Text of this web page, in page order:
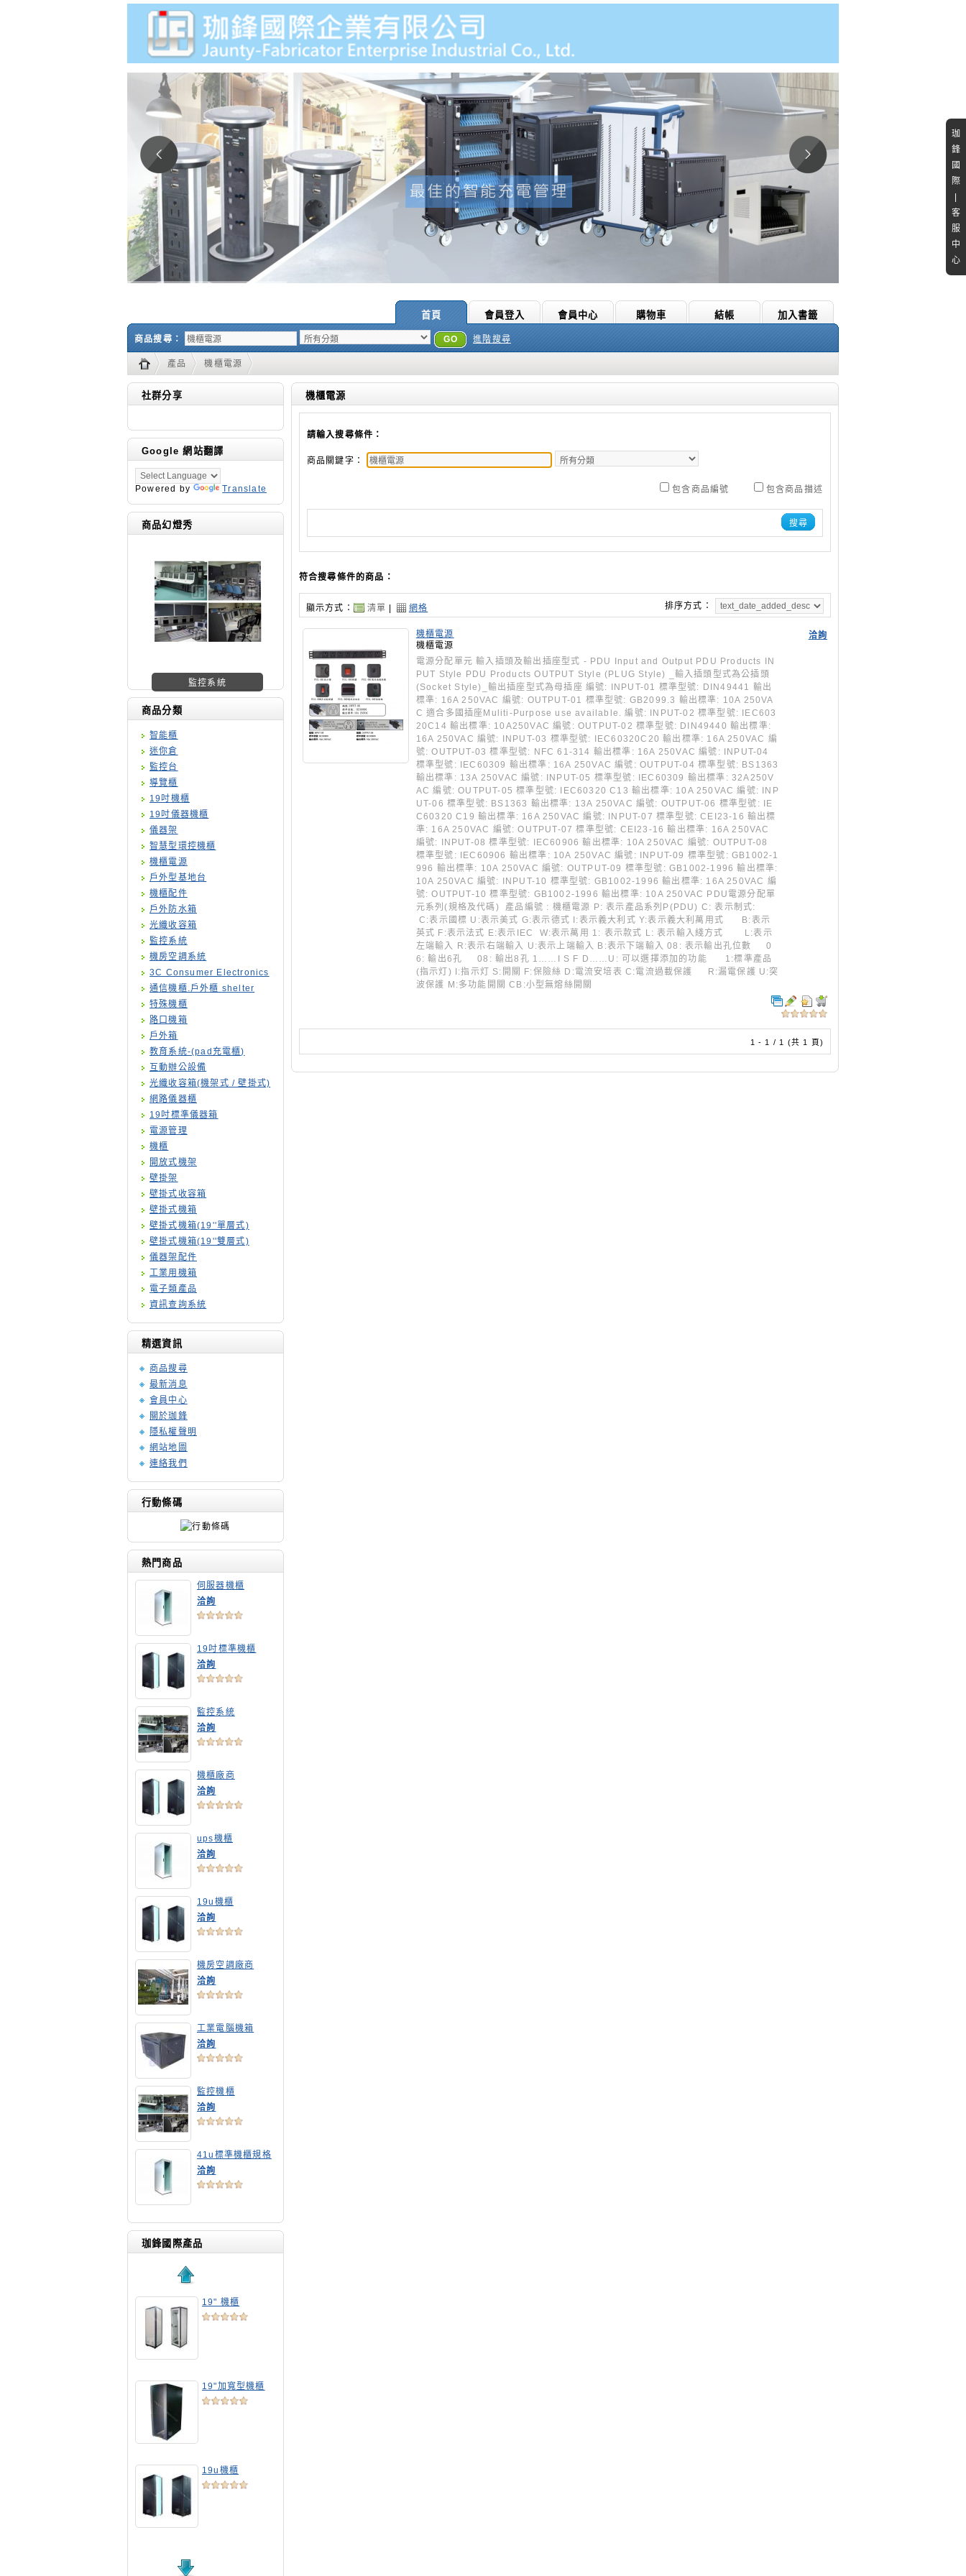
珈
鋒
國
際
客
服
中
心
首頁 會員登入 會員中心 購物車 結帳 加入書籤
商品搜尋： GO 進階搜尋
產品 機櫃電源
社群分享
Google 網站翻譯
Powered by Translate
商品幻燈秀
機櫃廠商
商品分類
智能櫃
迷你倉
監控台
導覽櫃
19吋機櫃
19吋儀器機櫃
儀器架
智慧型環控機櫃
機櫃電源
戶外型基地台
機櫃配件
戶外防水箱
光纖收容箱
監控系統
機房空調系統
3C Consumer Electronics
通信機櫃.戶外櫃 shelter
特殊機櫃
路口機箱
戶外箱
教育系統-(pad充電櫃)
互動辦公設備
光纖收容箱(機架式 / 壁掛式)
網路儀器櫃
19吋標準儀器箱
電源管理
機櫃
開放式機架
壁掛架
壁掛式收容箱
壁掛式機箱
壁掛式機箱(19''單層式)
壁掛式機箱(19''雙層式)
儀器架配件
工業用機箱
電子類產品
資訊查詢系統
精選資訊
商品搜尋
最新消息
會員中心
關於珈鋒
隱私權聲明
網站地圖
連絡我們
行動條碼
熱門商品
伺服器機櫃
洽詢
19吋標準機櫃
洽詢
監控系統
洽詢
機櫃廠商
洽詢
ups機櫃
洽詢
19u機櫃
洽詢
機房空調廠商
洽詢
工業電腦機箱
洽詢
監控機櫃
洽詢
41u標準機櫃規格
洽詢
珈鋒國際產品
19" 機櫃
19"加寬型機櫃
19u機櫃
機櫃電源
請輸入搜尋條件：
商品關鍵字：
包含商品編號 包含商品描述
搜尋
符合搜尋條件的商品：
顯示方式： 清單 | 網格 排序方式：
洽詢
機櫃電源
機櫃電源
電源分配單元 輸入插頭及輸出插座型式 - PDU Input and Output PDU Products IN
PUT Style PDU Products OUTPUT Style (PLUG Style) _輸入插頭型式為公插頭
(Socket Style)_輸出插座型式為母插座 編號: INPUT-01 標準型號: DIN49441 輸出
標準: 16A 250VAC 編號: OUTPUT-01 標準型號: GB2099.3 輸出標準: 10A 250VA
C 適合多國插座Muliti-Purpose use available. 編號: INPUT-02 標準型號: IEC603
20C14 輸出標準: 10A250VAC 編號: OUTPUT-02 標準型號: DIN49440 輸出標準:
16A 250VAC 編號: INPUT-03 標準型號: IEC60320C20 輸出標準: 16A 250VAC 編
號: OUTPUT-03 標準型號: NFC 61-314 輸出標準: 16A 250VAC 編號: INPUT-04
標準型號: IEC60309 輸出標準: 16A 250VAC 編號: OUTPUT-04 標準型號: BS1363
輸出標準: 13A 250VAC 編號: INPUT-05 標準型號: IEC60309 輸出標準: 32A250V
AC 編號: OUTPUT-05 標準型號: IEC60320 C13 輸出標準: 10A 250VAC 編號: INP
UT-06 標準型號: BS1363 輸出標準: 13A 250VAC 編號: OUTPUT-06 標準型號: IE
C60320 C19 輸出標準: 16A 250VAC 編號: INPUT-07 標準型號: CEI23-16 輸出標
準: 16A 250VAC 編號: OUTPUT-07 標準型號: CEI23-16 輸出標準: 16A 250VAC
編號: INPUT-08 標準型號: IEC60906 輸出標準: 10A 250VAC 編號: OUTPUT-08
標準型號: IEC60906 輸出標準: 10A 250VAC 編號: INPUT-09 標準型號: GB1002-1
996 輸出標準: 10A 250VAC 編號: OUTPUT-09 標準型號: GB1002-1996 輸出標準:
10A 250VAC 編號: INPUT-10 標準型號: GB1002-1996 輸出標準: 16A 250VAC 編
號: OUTPUT-10 標準型號: GB1002-1996 輸出標準: 10A 250VAC PDU電源分配單
元系列(規格及代碼) 產品編號 : 機櫃電源 P: 表示產品系列P(PDU) C: 表示制式:
C:表示國標 U:表示美式 G:表示德式 I:表示義大利式 Y:表示義大利萬用式 B:表示
英式 F:表示法式 E:表示IEC W:表示萬用 1: 表示款式 L: 表示輸入綫方式 L:表示
左端輸入 R:表示右端輸入 U:表示上端輸入 B:表示下端輸入 08: 表示輸出孔位數 0
6: 輸出6孔 08: 輸出8孔 1……I S F D……U: 可以選擇添加的功能 1:標準產品
(指示灯) I:指示灯 S:開關 F:保險絲 D:電流安培表 C:電流過載保護 R:漏電保護 U:突
波保護 M:多功能開關 CB:小型無熔絲開關
1 - 1 / 1 (共 1 頁)